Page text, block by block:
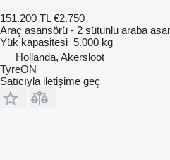
151.200 TL €2.750
Araç asansörü - 2 sütunlu araba
Yük kapasitesi 5.000 kg
Hollanda, Akersloot
TyreON
Satıcıyla iletişime geç